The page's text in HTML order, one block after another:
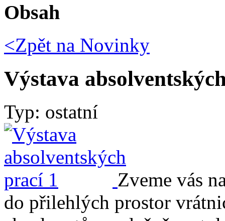
Obsah
<Zpět na Novinky
Výstava
Typ: ostatní
Zveme vás
do přilehlých prostor